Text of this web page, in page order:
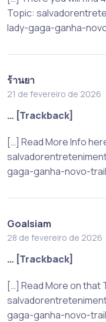
Topic:
lady-gaga-ganha-
ร้านยา
21 de fevereiro de 2026
… [Trackback]
[…] Read More Info
gaga-ganha-novo-
Goalsiam
28 de fevereiro de 2026
… [Trackback]
[…] Read More on that
gaga-ganha-novo-